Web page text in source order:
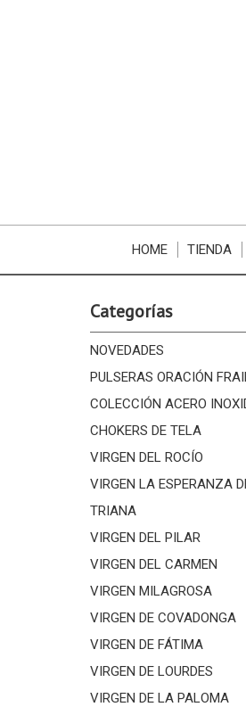
HOME TIENDA
Categorías
NOVEDADES
PULSERAS ORACIÓN
COLECCIÓN ACERO
CHOKERS DE TELA
VIRGEN DEL ROCÍO
VIRGEN LA ESPERANZA
TRIANA
VIRGEN DEL PILAR
VIRGEN DEL CARMEN
VIRGEN MILAGROSA
VIRGEN DE COVADONGA
VIRGEN DE FÁTIMA
VIRGEN DE LOURDES
VIRGEN DE LA PALOMA